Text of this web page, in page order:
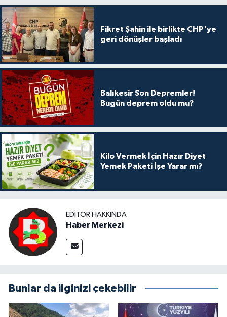
Fikret Şahin ile birlikte CHP'ye
geri dönüşler başladı
Balıkesir Son Depremler!
Bugün deprem oldu mu?
Kilo Vermek İçin Hazır Diyet
Yemek Paketi İşe Yarar mı?
EDITÖR HAKKINDA
Haber Merkezi
Bunlar da ilginizi çekebilir